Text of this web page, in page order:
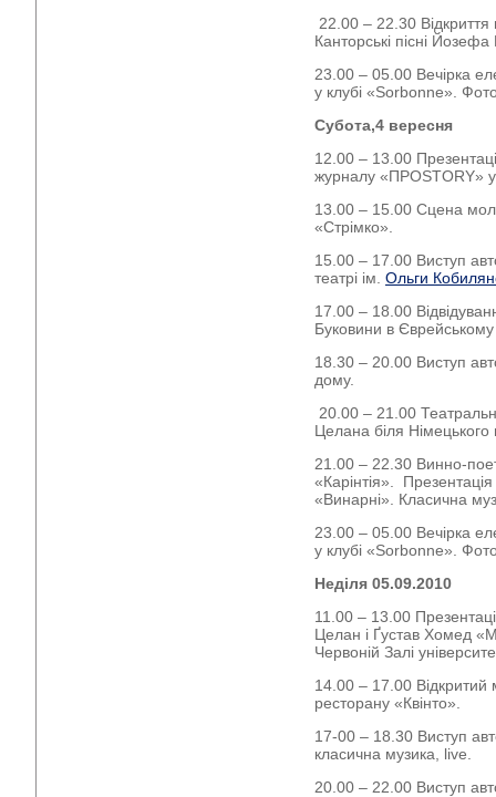
22.00 – 22.30 Відкриття
Канторські пісні
23.00 – 05.00 Вечірка
у клубі «Sorbonne».
Субота,4 вересня
12.00 – 13.00
журналу «ПРОSTORY» у
13.00 – 15.00 Сцена
«Стрімко».
15.00 – 17.00 Виступ
театрі ім. Ольги
17.00 – 18.00
Буковини в
18.30 – 20.00 Виступ
дому.
20.00 – 21.00
Целана біля
21.00 – 22.30 Винно-
«Карінтія».
«Винарні». Класична
23.00 – 05.00 Вечірка
у клубі «Sorbonne».
Неділя 05.09.2010
11.00 – 13.00
Целан і Ґустав Хомед
Червоній Залі
14.00 – 17.00 Відкритий
ресторану «Квінто».
17-00 – 18.30 Виступ
класична музика, live.
20.00 – 22.00 Виступ